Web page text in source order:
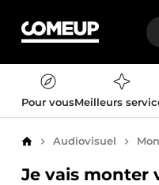
Pour vousMeilleurs
AccueilAudiovisuel
Je vais monter